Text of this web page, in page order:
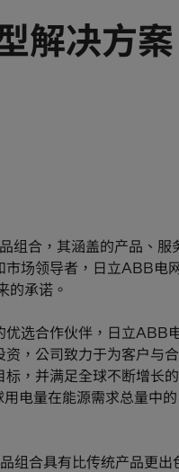
解决方案
组合，其涵盖的产品、服
场领导者，日立ABB电
的承诺。
选合作伙伴，日立ABB
，公司致力于为客户与
，并满足全球不断增长
电量在能源需求总量中
组合具有比传统产品更出